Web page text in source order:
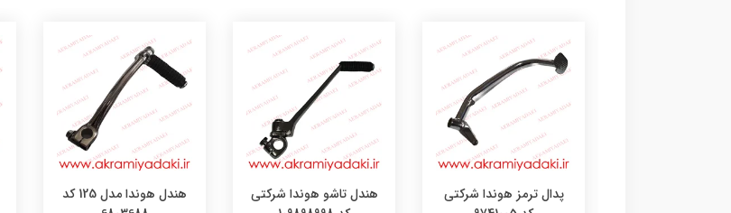
پدال ترمز هوندا شرکتی
هندل تاشو هوندا شرکتی
هندل هوندا مدل 125 کد